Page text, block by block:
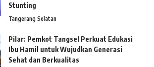
Stunting
Tangerang Selatan
Pilar: Pemkot Tangsel Perkuat Edukasi
Ibu Hamil untuk Wujudkan Generasi
Sehat dan Berkualitas